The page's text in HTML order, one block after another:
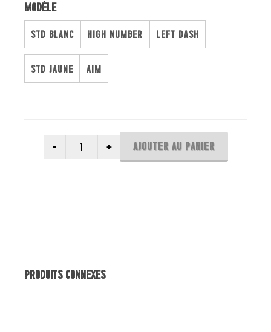
Modèle
STD BLANC HIGH NUMBER LEFT DASH
STD JAUNE AIM
AJOUTER AU PANIER
Produits Connexes